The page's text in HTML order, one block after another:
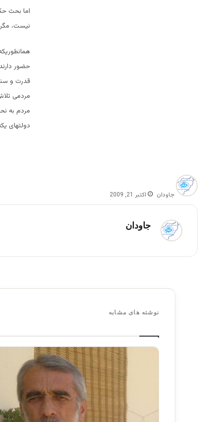
اما بحث
نیست،
حضور
قدرت و
مردمی
مردم به
دولتهای
جاودان اکتبر 21, 2009
جاودان
نوشته های مشابه